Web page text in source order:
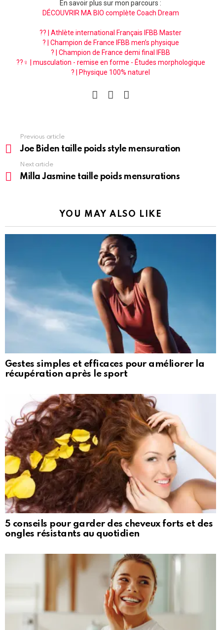
En savoir plus sur mon parcours :
DÉCOUVRIR MA BIO complète Coach Dream
?? | Athlète international Français IFBB Master
? | Champion de France IFBB men’s physique
? | Champion de France demi final IFBB
??‍♀️ | musculation - remise en forme - Études morphologique
? | Physique 100% naturel
more
Previous article
Joe Biden taille poids style mensuration
Next article
Milla Jasmine taille poids mensurations
YOU MAY ALSO LIKE
Gestes simples et efficaces pour améliorer la
récupération après le sport
5 conseils pour garder des cheveux forts et des
ongles résistants au quotidien